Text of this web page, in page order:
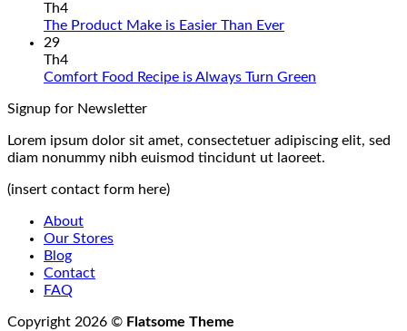
Th4
The Product Make is Easier Than Ever
29
Th4
Comfort Food Recipe is Always Turn Green
Signup for Newsletter
Lorem ipsum dolor sit amet, consectetuer adipiscing elit, sed
diam nonummy nibh euismod tincidunt ut laoreet.
(insert contact form here)
About
Our Stores
Blog
Contact
FAQ
Copyright 2026 © Flatsome Theme